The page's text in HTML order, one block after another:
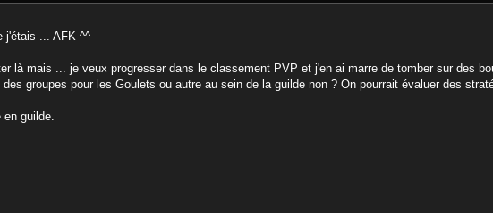
j'étais ... AFK ^^
là mais ... je veux progresser dans le classement PVP et j'en ai marre de tomber sur des
des groupes pour les Goulets ou autre au sein de la guilde non ? On pourrait évaluer des
en guilde.